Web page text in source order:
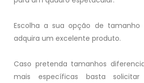
Escolha a sua opção de
adquira um excelente produto.
Caso pretenda tamanhos
mais específicas basta